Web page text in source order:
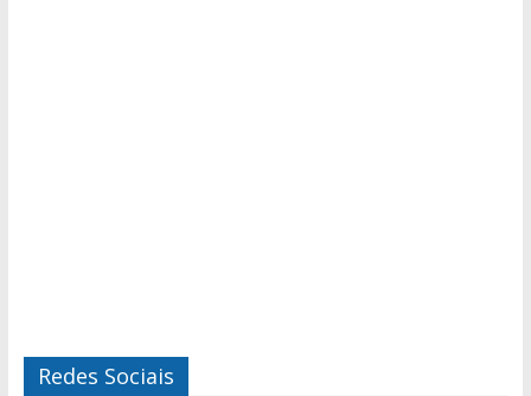
Redes Sociais